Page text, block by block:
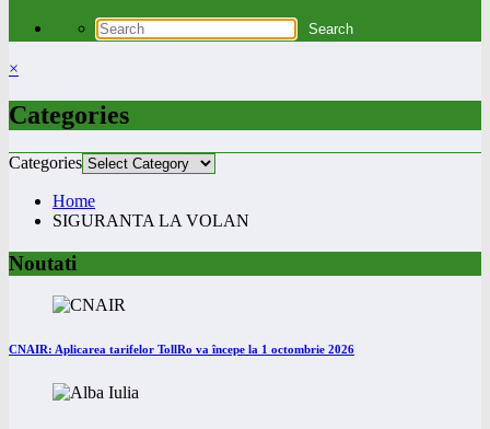
×
Categories
Categories
Home
SIGURANTA LA VOLAN
Noutati
CNAIR: Aplicarea tarifelor TollRo va începe la 1 octombrie 2026